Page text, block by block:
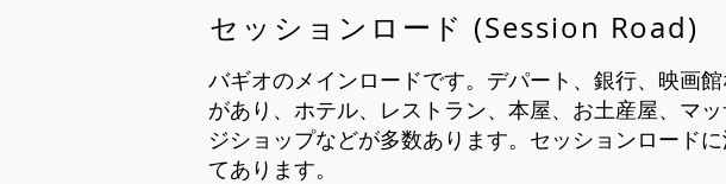
セッションロード (Session Road)
バギオのメインロードです。デパート、銀行、映画
があり、ホテル、レストラン、本屋、お土産屋、マ
ジショップなどが多数あります。セッションロードに
てあります。